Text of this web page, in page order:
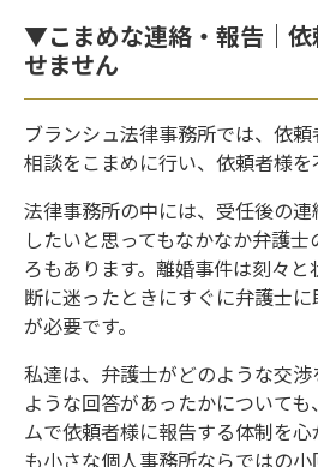
▼こまめな連絡・報告｜依
せません
ブランシュ法律事務所では、依頼
相談をこまめに行い、依頼者様を
法律事務所の中には、受任後の
したいと思ってもなかなか弁護
ろもあります。離婚事件は刻々
断に迷ったときにすぐに弁護士
が必要です。
私達は、弁護士がどのような交
ような回答があったかについて
ムで依頼者様に報告する体制を
も小さな個人事務所ならではの小